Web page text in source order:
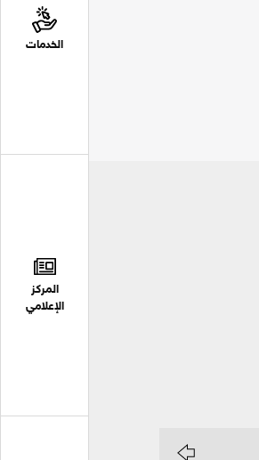
الخدمات
المركز
الإعلامي